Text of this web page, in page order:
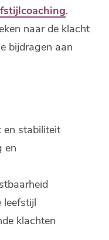
.
naar de klacht
bijdragen aan
en stabiliteit
en
leefstijl
klachten